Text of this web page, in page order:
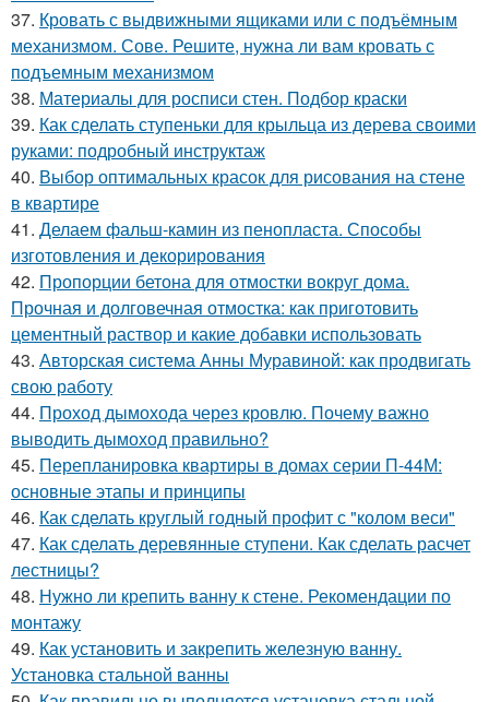
37. Кровать с выдвижными ящиками или с подъёмным
механизмом. Сове. Решите, нужна ли вам кровать с
подъемным механизмом
38. Материалы для росписи стен. Подбор краски
39. Как сделать ступеньки для крыльца из дерева своими
руками: подробный инструктаж
40. Выбор оптимальных красок для рисования на стене
в квартире
41. Делаем фальш-камин из пенопласта. Способы
изготовления и декорирования
42. Пропорции бетона для отмостки вокруг дома.
Прочная и долговечная отмостка: как приготовить
цементный раствор и какие добавки использовать
43. Авторская система Анны Муравиной: как продвигать
свою работу
44. Проход дымохода через кровлю. Почему важно
выводить дымоход правильно?
45. Перепланировка квартиры в домах серии П-44М:
основные этапы и принципы
46. Как сделать круглый годный профит с "колом веси"
47. Как сделать деревянные ступени. Как сделать расчет
лестницы?
48. Нужно ли крепить ванну к стене. Рекомендации по
монтажу
49. Как установить и закрепить железную ванну.
Установка стальной ванны